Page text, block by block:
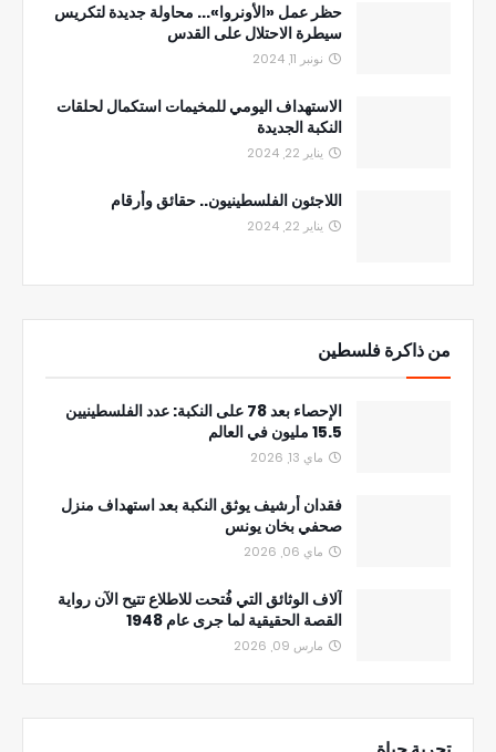
حظر عمل «الأونروا»... محاولة جديدة لتكريس
سيطرة الاحتلال على القدس
نونبر 11, 2024
الاستهداف اليومي للمخيمات استكمال لحلقات
النكبة الجديدة
يناير 22, 2024
اللاجئون الفلسطينيون.. حقائق وأرقام
يناير 22, 2024
من ذاكرة فلسطين
الإحصاء بعد 78 على النكبة: عدد الفلسطينيين
15.5 مليون في العالم
ماي 13, 2026
فقدان أرشيف يوثق النكبة بعد استهداف منزل
صحفي بخان يونس
ماي 06, 2026
آلاف الوثائق التي فُتحت للاطلاع تتيح الآن رواية
القصة الحقيقية لما جرى عام 1948
مارس 09, 2026